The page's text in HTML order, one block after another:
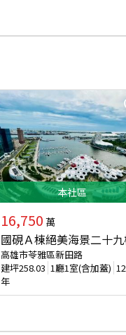
本社區
16,750 萬
國硯Ａ棟絕美海景二十
高雄市苓雅區新田路
建坪258.03 1廳1室(含加蓋)
年